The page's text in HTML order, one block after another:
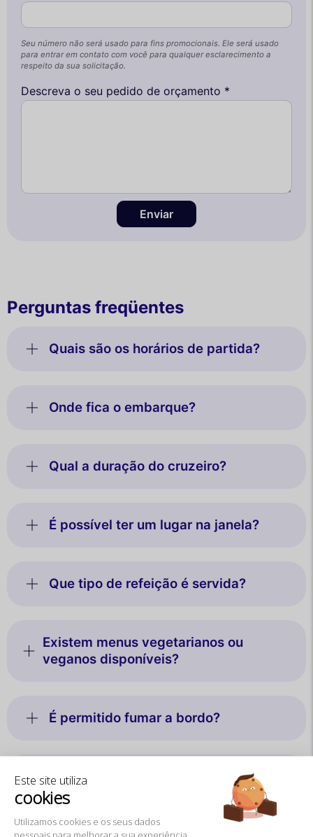
Este site utiliza
cookies
Utilizamos cookies e os seus dados
pessoais para melhorar a sua experiência
Seu número não será usado para fins promocionais. Ele será usado
para entrar em contato com você para qualquer esclarecimento a
respeito da sua solicitação.
Descreva o seu pedido de orçamento *
Enviar
Perguntas freqüentes
Quais são os horários de partida?
Onde fica o embarque?
Qual a duração do cruzeiro?
É possível ter um lugar na janela?
Que tipo de refeição é servida?
Existem menus vegetarianos ou
veganos disponíveis?
É permitido fumar a bordo?
Os barcos são climatizados?